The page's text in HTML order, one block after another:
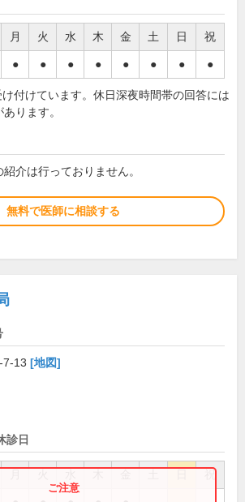
月 火 水 木 金 土 日 祝
● ● ● ● ● ● ● ●
付けています。休日深夜時間帯の回答には
ります。
介は行っておりません。
無料で医師に相談する
7-13 [地図]
診日
祝